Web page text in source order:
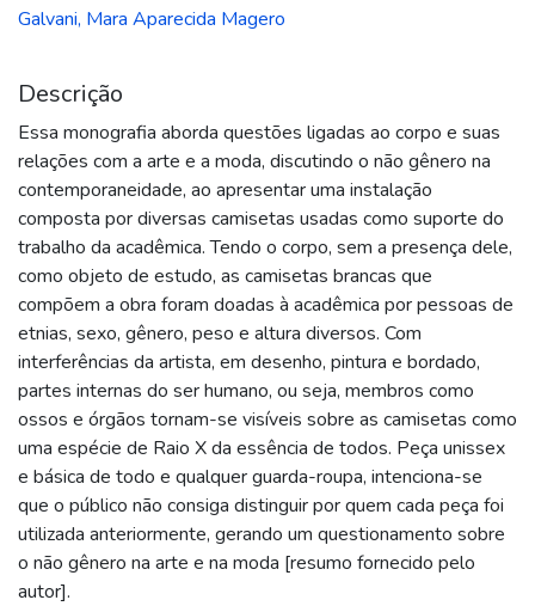
Galvani, Mara Aparecida Magero
Descrição
Essa monografia aborda questões ligadas ao corpo e suas
relações com a arte e a moda, discutindo o não gênero na
contemporaneidade, ao apresentar uma instalação
composta por diversas camisetas usadas como suporte do
trabalho da acadêmica. Tendo o corpo, sem a presença dele,
como objeto de estudo, as camisetas brancas que
compõem a obra foram doadas à acadêmica por pessoas de
etnias, sexo, gênero, peso e altura diversos. Com
interferências da artista, em desenho, pintura e bordado,
partes internas do ser humano, ou seja, membros como
ossos e órgãos tornam-se visíveis sobre as camisetas como
uma espécie de Raio X da essência de todos. Peça unissex
e básica de todo e qualquer guarda-roupa, intenciona-se
que o público não consiga distinguir por quem cada peça foi
utilizada anteriormente, gerando um questionamento sobre
o não gênero na arte e na moda [resumo fornecido pelo
autor].